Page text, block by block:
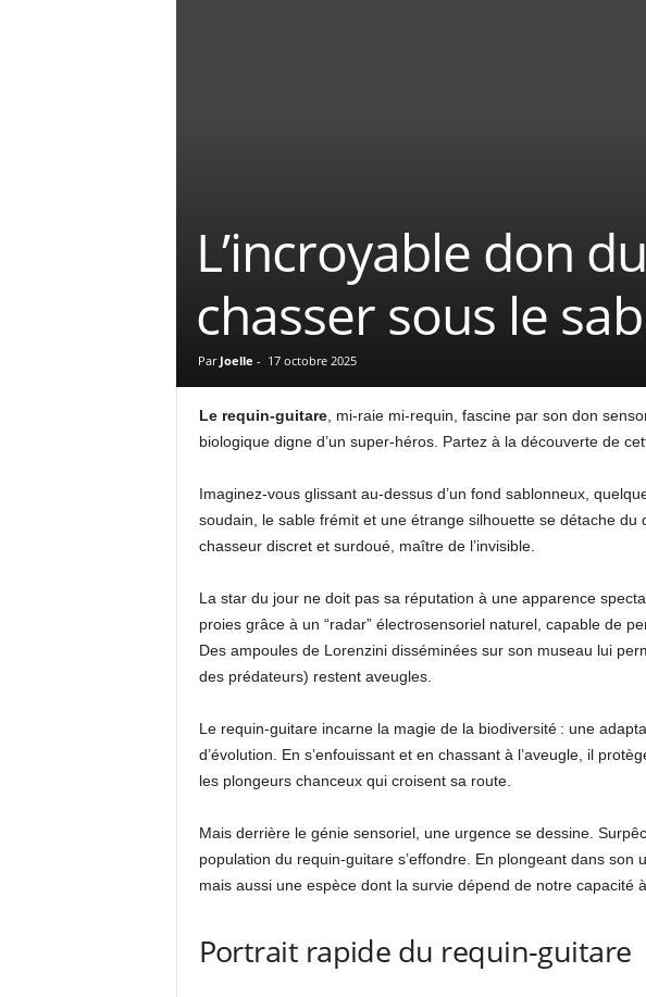
L’incroyable don
chasser sous le
Par Joelle - 17 octobre 2025
Le requin-guitare, mi-raie mi-requin, fascine par son don
biologique digne d’un super-héros. Partez à la découverte de
Imaginez-vous glissant au-dessus d’un fond sablonneux,
soudain, le sable frémit et une étrange silhouette se détache
chasseur discret et surdoué, maître de l’invisible.
La star du jour ne doit pas sa réputation à une apparence
proies grâce à un “radar” électrosensoriel naturel, capable de
Des ampoules de Lorenzini disséminées sur son museau lui
des prédateurs) restent aveugles.
Le requin-guitare incarne la magie de la biodiversité : une
d’évolution. En s’enfouissant et en chassant à l’aveugle, il
les plongeurs chanceux qui croisent sa route.
Mais derrière le génie sensoriel, une urgence se dessine.
population du requin-guitare s’effondre. En plongeant dans son
mais aussi une espèce dont la survie dépend de notre capacité
Portrait rapide du requin-guitare